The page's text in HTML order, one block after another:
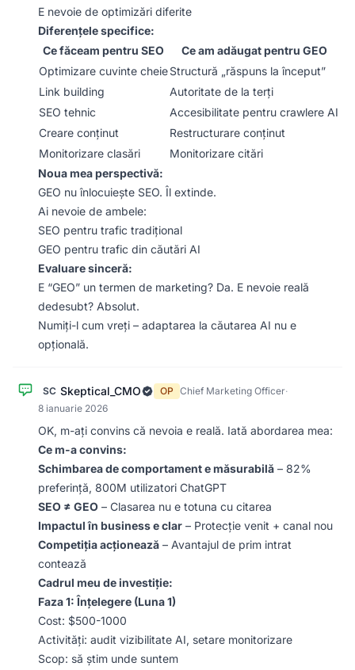
E nevoie de optimizări diferite
Diferențele specifice:
Ce făceam pentru SEO
Ce am adăugat pentru GEO
Optimizare cuvinte cheieStructură „răspuns la început”
Link building
Autoritate de la terți
SEO tehnic
Accesibilitate pentru crawlere AI
Creare conținut
Restructurare conținut
Monitorizare clasări
Monitorizare citări
Noua mea perspectivă:
GEO nu înlocuiește SEO. Îl extinde.
Ai nevoie de ambele:
SEO pentru trafic tradițional
GEO pentru trafic din căutări AI
Evaluare sinceră:
E “GEO” un termen de marketing? Da. E nevoie reală
dedesubt? Absolut.
Numiți-l cum vreți – adaptarea la căutarea AI nu e
opțională.
SC Skeptical_CMO OP Chief Marketing Officer·
8 ianuarie 2026
OK, m-ați convins că nevoia e reală. Iată abordarea mea:
Ce m-a convins:
Schimbarea de comportament e măsurabilă – 82%
preferință, 800M utilizatori ChatGPT
SEO ≠ GEO – Clasarea nu e totuna cu citarea
Impactul în business e clar – Protecție venit + canal nou
Competiția acționează – Avantajul de prim intrat
contează
Cadrul meu de investiție:
Faza 1: Înțelegere (Luna 1)
Cost: $500-1000
Activități: audit vizibilitate AI, setare monitorizare
Scop: să știm unde suntem